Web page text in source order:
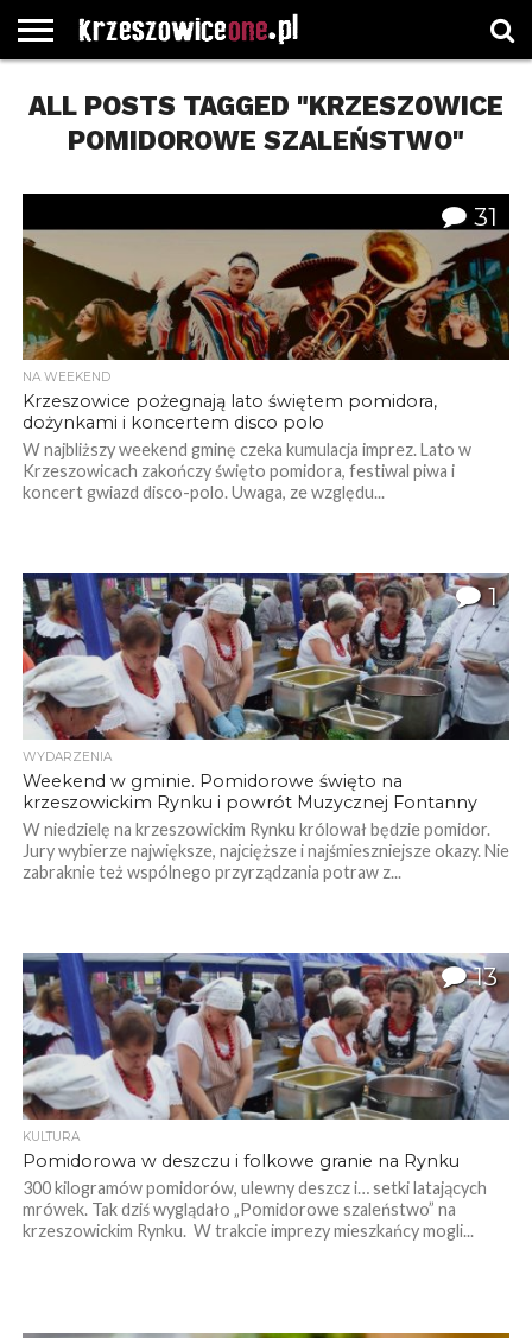
GŁÓWNA
WYBORY
SAMORZĄDOWE
WYBIERZ
KATEGORIE
ROZKŁADY
JAZDY
GREGORCZYK
WATCH
KONTAKT
ALL POSTS TAGGED "KRZESZOWICE
POMIDOROWE SZALEŃSTWO"
31
NA WEEKEND
Krzeszowice pożegnają lato świętem pomidora,
dożynkami i koncertem disco polo
W najbliższy weekend gminę czeka kumulacja imprez. Lato w
Krzeszowicach zakończy święto pomidora, festiwal piwa i
koncert gwiazd disco-polo. Uwaga, ze względu...
1
WYDARZENIA
Weekend w gminie. Pomidorowe święto na
krzeszowickim Rynku i powrót Muzycznej Fontanny
W niedzielę na krzeszowickim Rynku królował będzie pomidor.
Jury wybierze największe, najcięższe i najśmieszniejsze okazy. Nie
zabraknie też wspólnego przyrządzania potraw z...
13
KULTURA
Pomidorowa w deszczu i folkowe granie na Rynku
300 kilogramów pomidorów, ulewny deszcz i… setki latających
mrówek. Tak dziś wyglądało „Pomidorowe szaleństwo” na
krzeszowickim Rynku. W trakcie imprezy mieszkańcy mogli...